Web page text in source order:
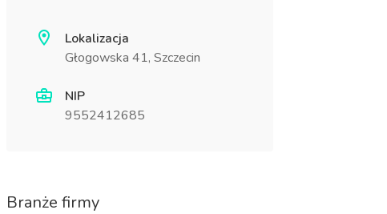
Lokalizacja
Głogowska 41, Szczecin
NIP
9552412685
Branże firmy